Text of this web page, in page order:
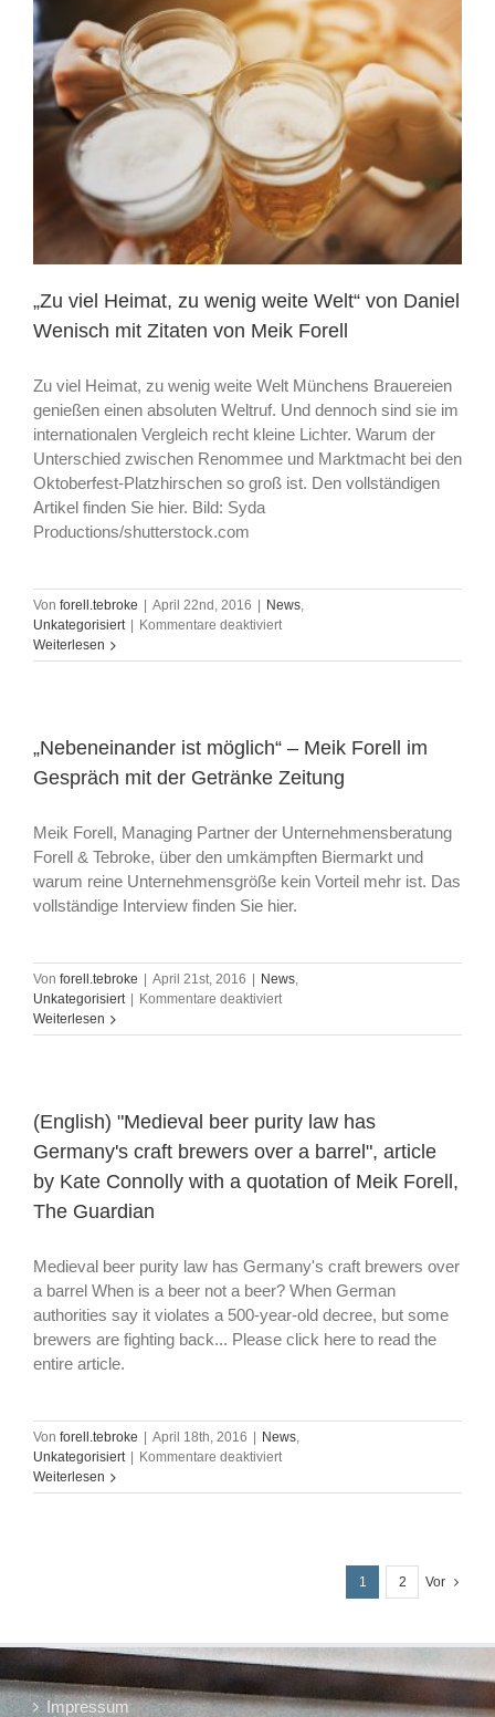
Preis“,
Alle
Ypma
und
Meik
„Zu viel Heimat, zu wenig weite Welt“ von Daniel
Wenisch mit Zitaten von Meik Forell
Zu viel Heimat, zu wenig weite Welt Münchens Brauereien
genießen einen absoluten Weltruf. Und dennoch sind sie im
internationalen Vergleich recht kleine Lichter. Warum der
Unterschied zwischen Renommee und Marktmacht bei den
Oktoberfest-Platzhirschen so groß ist. Den vollständigen
Artikel finden Sie hier. Bild: Syda
Productions/shutterstock.com
Von forell.tebroke | April 22nd, 2016 | News
Unkategorisiert | Kommentare deaktiviertfür
viel
weite
von
mit
Zitaten
von
Meik
Weiterlesen
„Nebeneinander ist möglich“ – Meik Forell im
Gespräch mit der Getränke Zeitung
Meik Forell, Managing Partner der Unternehmensberatung
Forell & Tebroke, über den umkämpften Biermarkt und
warum reine Unternehmensgröße kein Vorteil mehr ist. Das
vollständige Interview finden Sie hier.
Von forell.tebroke | April 21st, 2016 | News
Unkategorisiert | Kommentare deaktiviertfür
ist
Forell
im
Gespräch
mit
Weiterlesen
(English) "Medieval beer purity law has
Germany's craft brewers over a barrel", article
by Kate Connolly with a quotation of Meik Forell,
The Guardian
Medieval beer purity law has Germany's craft brewers over
a barrel When is a beer not a beer? When German
authorities say it violates a 500-year-old decree, but some
brewers are fighting back... Please click here to read the
entire article.
Von forell.tebroke | April 18th, 2016 | News
Unkategorisiert | Kommentare deaktiviertfür
"Medieval
barrel",
Weiterlesen
1 2 Vor
Impressum